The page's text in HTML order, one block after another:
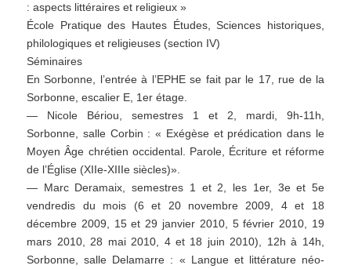
: aspects littéraires et religieux »
École Pratique des Hautes Études, Sciences historiques,
philologiques et religieuses (section IV)
Séminaires
En Sorbonne, l’entrée à l’EPHE se fait par le 17, rue de la
Sorbonne, escalier E, 1er étage.
— Nicole Bériou, semestres 1 et 2, mardi, 9h-11h,
Sorbonne, salle Corbin : « Exégèse et prédication dans le
Moyen Âge chrétien occidental. Parole, Écriture et réforme
de l’Église (XIIe-XIIIe siècles)».
— Marc Deramaix, semestres 1 et 2, les 1er, 3e et 5e
vendredis du mois (6 et 20 novembre 2009, 4 et 18
décembre 2009, 15 et 29 janvier 2010, 5 février 2010, 19
mars 2010, 28 mai 2010, 4 et 18 juin 2010), 12h à 14h,
Sorbonne, salle Delamarre : « Langue et littérature néo-